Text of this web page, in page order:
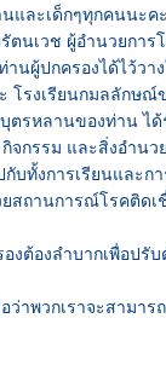
และเด็กๆทุกคนนะคะ
ตนเวช ผู้อำนวยการ
นผู้ปกครองได้ไว้วา
โรงเรียนกมลลักษณ์
บุตรหลานของท่าน ไ
จกรรม และสิ่งอำนว
กับทั้งการเรียนและก
สถานการณ์โรคติดเ
งต้องลำบากเพื่อปรั
าพวกเราจะสามาร